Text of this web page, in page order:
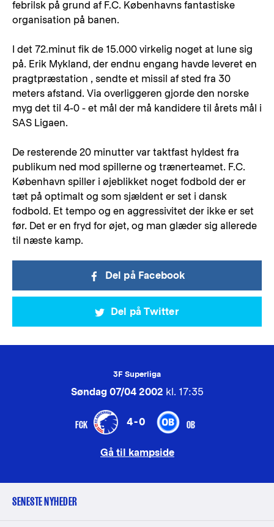
febrilsk på grund af F.C. Københavns fantastiske
organisation på banen.
I det 72.minut fik de 15.000 virkelig noget at lune sig
på. Erik Mykland, der endnu engang havde leveret en
pragtpræstation , sendte et missil af sted fra 30
meters afstand. Via overliggeren gjorde den norske
myg det til 4-0 - et mål der må kandidere til årets mål i
SAS Ligaen.
De resterende 20 minutter var taktfast hyldest fra
publikum ned mod spillerne og trænerteamet. F.C.
København spiller i øjeblikket noget fodbold der er
tæt på optimalt og som sjældent er set i dansk
fodbold. Et tempo og en aggressivitet der ikke er set
før. Det er en fryd for øjet, og man glæder sig allerede
til næste kamp.
Del på Facebook
Del på Twitter
3F Superliga
Søndag 07/04 2002 kl. 17:35
FCK 4-0 OB
Gå til kampside
SENESTE NYHEDER